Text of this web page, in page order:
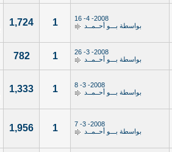
2008- 4- 16
بواسطة بـــو أحــمــد 1
1,724
2008- 3- 26
بواسطة بـــو أحــمــد 1
782
2008- 3- 8
بواسطة بـــو أحــمــد 1
1,333
2008- 3- 7
بواسطة بـــو أحــمــد 1
1,956